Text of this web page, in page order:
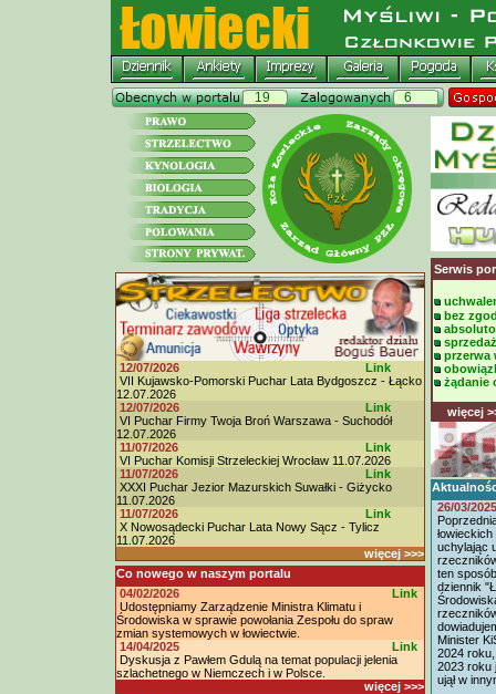
19 6
12/07/2026
Link
VII Kujawsko-Pomorski Puchar Lata Bydgoszcz - Łącko
12.07.2026
12/07/2026
Link
VI Puchar Firmy Twoja Broń Warszawa - Suchodół
12.07.2026
11/07/2026
Link
VI Puchar Komisji Strzeleckiej Wrocław 11.07.2026
11/07/2026
Link
XXXI Puchar Jezior Mazurskich Suwałki - Giżycko
11.07.2026
11/07/2026
Link
X Nowosądecki Puchar Lata Nowy Sącz - Tylicz
11.07.2026
więcej >>>
Co nowego w naszym portalu
04/02/2026
Link
Udostępniamy Zarządzenie Ministra Klimatu i
Środowiska w sprawie powołania Zespołu do spraw
zmian systemowych w łowiectwie.
14/04/2025
Link
Dyskusja z Pawłem Gdulą na temat populacji jelenia
szlachetnego w Niemczech i w Polsce.
więcej >>>
Serwis
bez
przerwa
żądanie
więcej
26/03/2025
uchylając
ten
dziennik
Minister
2024
2023 roku
ujął w